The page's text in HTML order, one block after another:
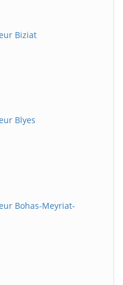
Biziat
Blyes
Bohas-Meyriat-